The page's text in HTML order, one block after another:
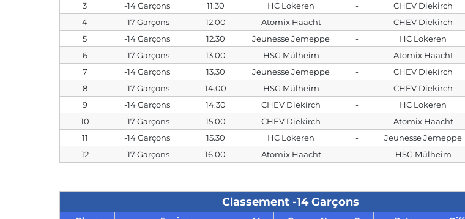
3
-14 Garçons 11.30 HC Lokeren - CHEV Diekirch
4
-17 Garçons 12.00 Atomix Haacht - CHEV Diekirch
5
-14 Garçons 12.30 Jeunesse Jemeppe - HC Lokeren
6
-17 Garçons 13.00 HSG Mülheim - Atomix Haacht
7
-14 Garçons 13.30 Jeunesse Jemeppe - CHEV Diekirch
8
-17 Garçons 14.00 HSG Mülheim - CHEV Diekirch
9
-14 Garçons 14.30 CHEV Diekirch - HC Lokeren
10
-17 Garçons 15.00 CHEV Diekirch - Atomix Haacht
11
-14 Garçons 15.30 HC Lokeren - Jeunesse Jemeppe
12
-17 Garçons 16.00 Atomix Haacht - HSG Mülheim
Classement -14 Garçons